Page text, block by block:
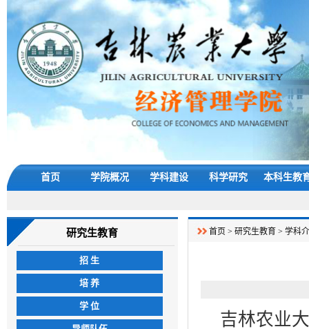
首页 学院概况 学科建设 科学研究 本科生教
研究生教育
招 生
培 养
学 位
首页 > 研究生教育 > 学科
吉林农业